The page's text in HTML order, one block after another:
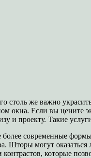
столь же важно
окна. Если вы цените
и проекту. Такие
современные формы,
могут
которые